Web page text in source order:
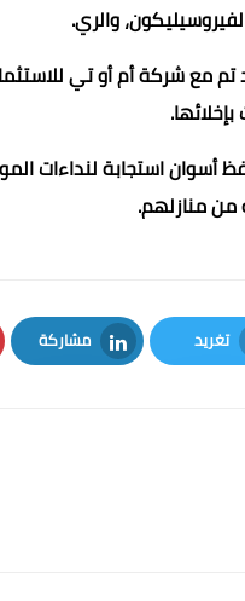
والري.
مع شركة أم أو تي
أسوان استجابة لنداءات
من منازلهم.
تغريد
Twitter
مشاركة
LinkedIn